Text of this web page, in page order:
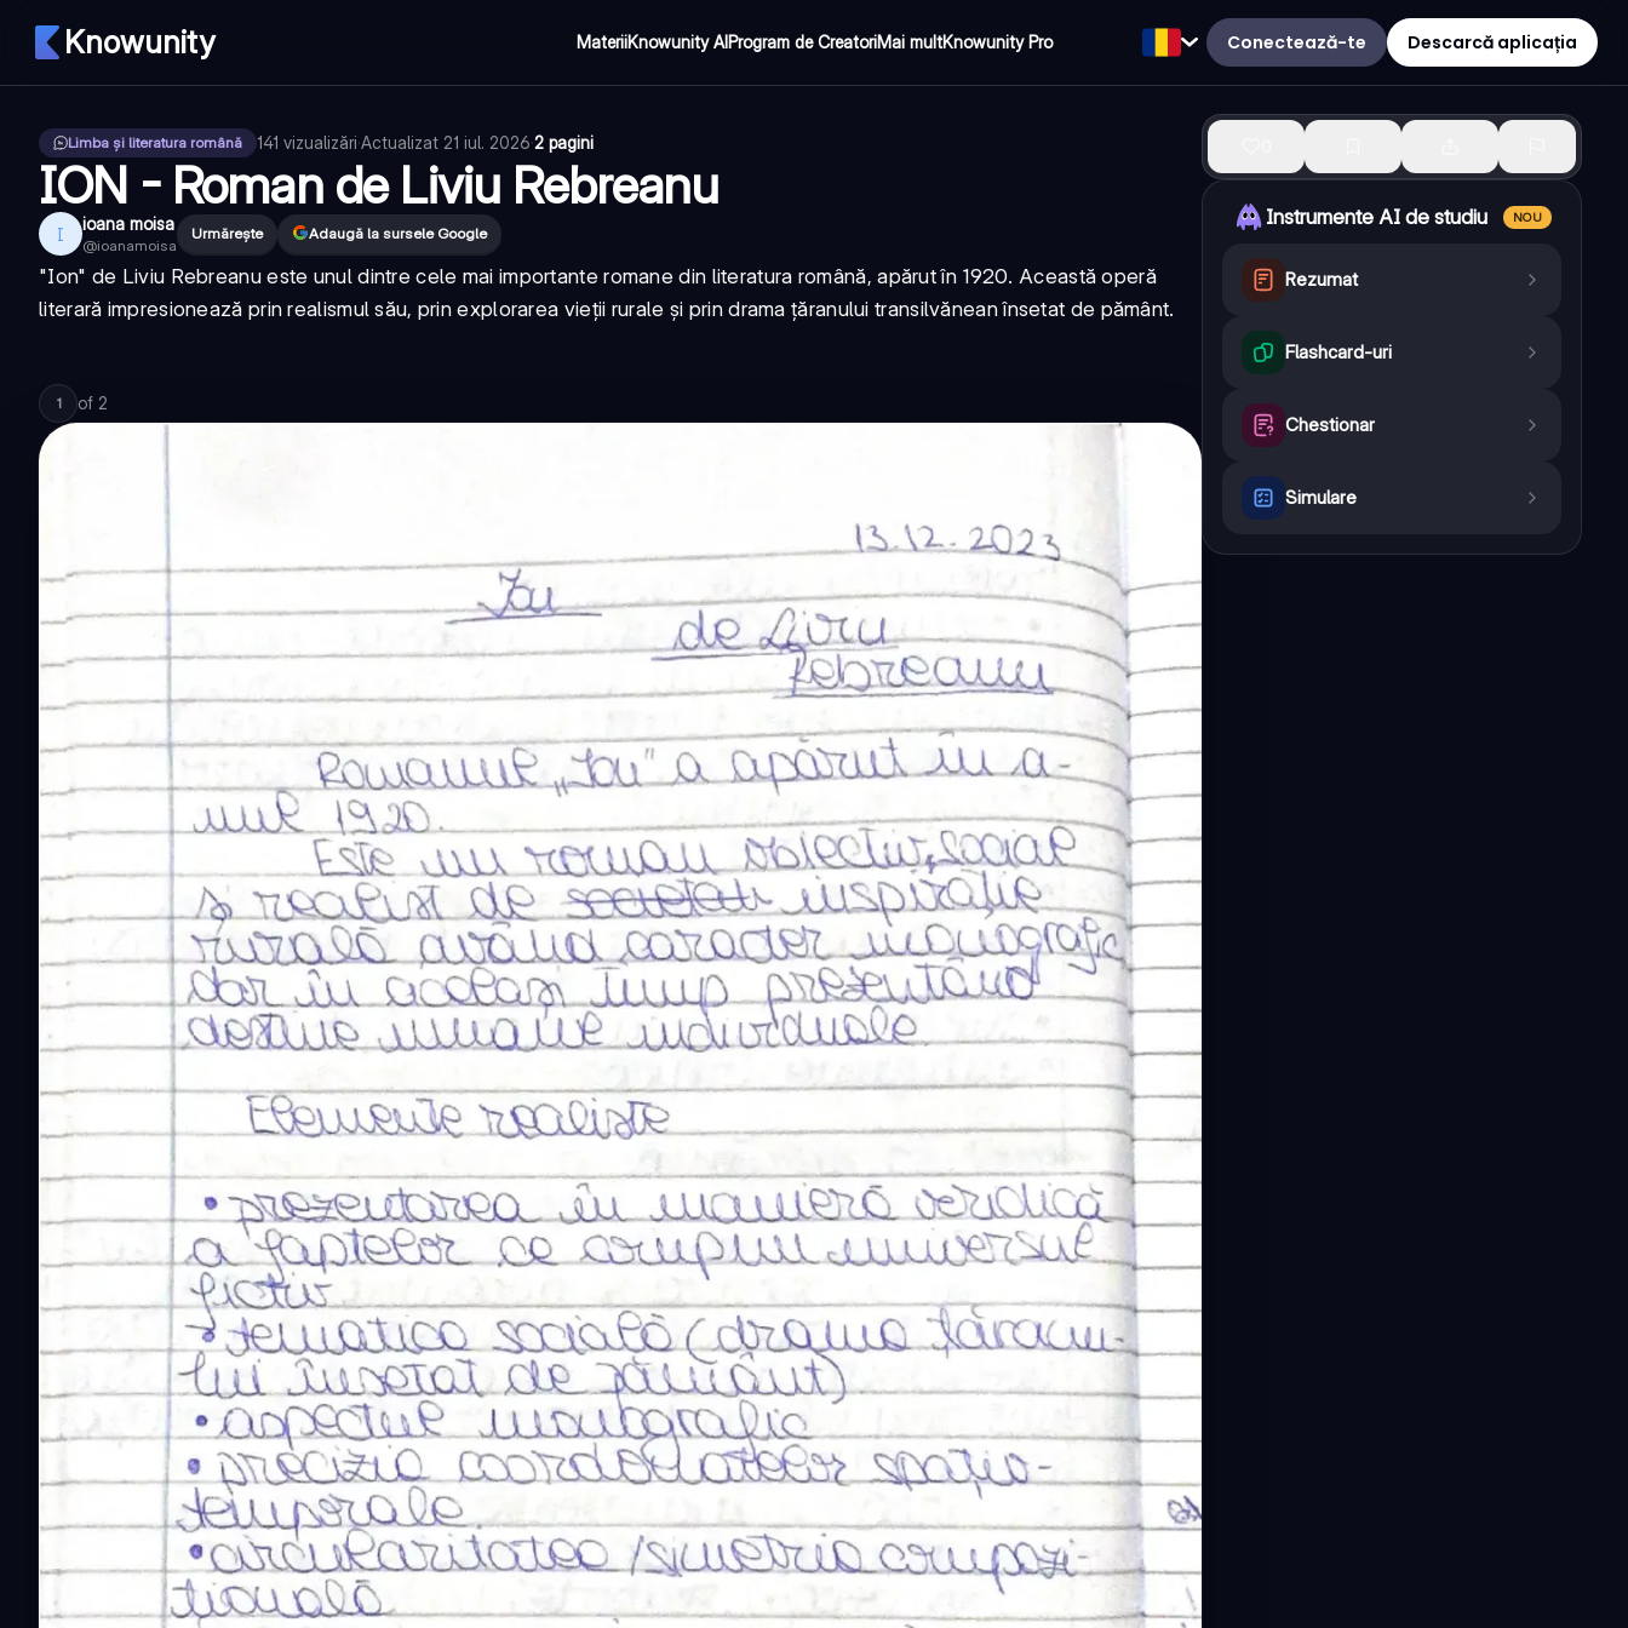
Knowunity MateriiKnowunity AIProgram de CreatoriMai multKnowunity Pro Conectează-te Descarcă aplicația
Limba și literatura română 141 vizualizări·Actualizat 21 iul. 2026·2 pagini
ION - Roman de Liviu Rebreanu
I ioana moisa
@ioanamoisa
Urmărește Adaugă la sursele Google
"Ion" de Liviu Rebreanu este unul dintre cele mai importante romane din literatura română, apărut în 1920. Această operă
literară impresionează prin realismul său, prin explorarea vieții rurale și prin drama țăranului transilvănean însetat de pământ.
1 of 2
Instrumente AI de studiu NOU
Rezumat
Flashcard-uri
Chestionar
Simulare